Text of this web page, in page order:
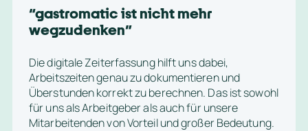
“gastromatic ist nicht mehr
wegzudenken”
Die digitale Zeiterfassung hilft uns dabei,
Arbeitszeiten genau zu dokumentieren und
Überstunden korrekt zu berechnen. Das ist sowohl
für uns als Arbeitgeber als auch für unsere
Mitarbeitenden von Vorteil und großer Bedeutung.